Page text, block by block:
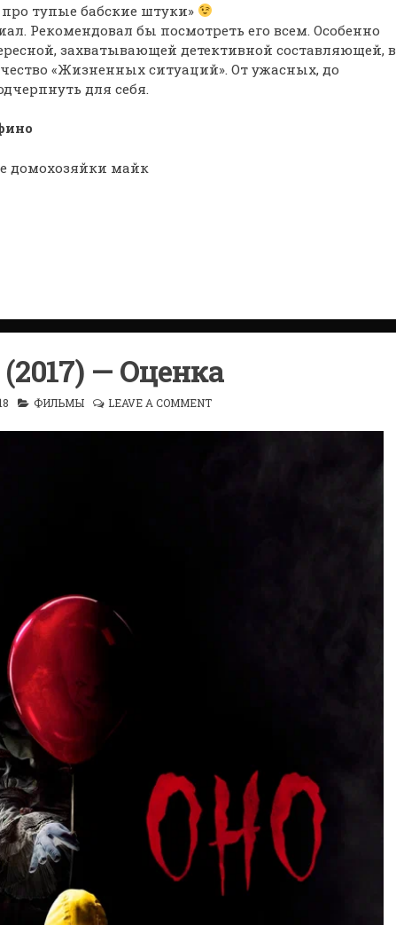
про тупые бабские штуки»
Рекомендовал бы посмотреть его всем. Особенно
захватывающей детективной составляющей, в
«Жизненных ситуаций». От ужасных, до
для себя.
— Оценка
ФИЛЬМЫ LEAVE A COMMENT